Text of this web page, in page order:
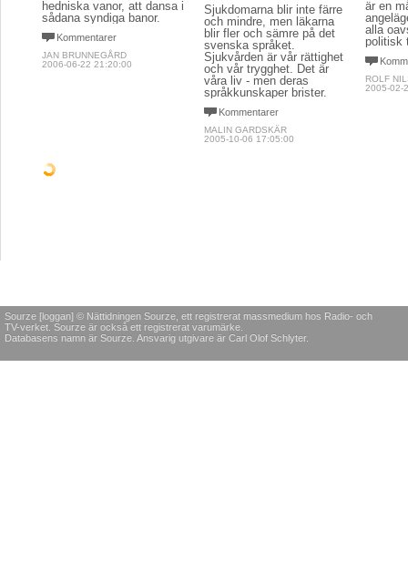
hedniska vanor, att dansa i
sådana syndiga banor.
Kommentarer
JAN BRUNNEGÅRD
2006-06-22 21:20:00
Sjukdomarna blir inte färre
och mindre, men läkarna
blir fler och sämre på det
svenska språket.
Sjukvården är vår rättighet
och vår trygghet. Det är
våra liv - men deras
språkkunskaper brister.
Kommentarer
MALIN GARDSKÄR
2005-10-06 17:05:00
är en
alla
politisk
ROLF
2005-02-
Sourze [loggan] © Nättidningen Sourze, ett registrerat massmedium hos Radio- och
TV-verket. Sourze är också ett registrerat varumärke.
Databasens namn är Sourze. Ansvarig utgivare är Carl Olof Schlyter.